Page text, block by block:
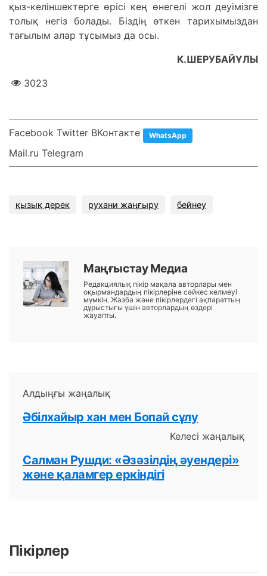
қыз-келіншектерге өрісі кең өнегелі жол деуімізге
толық негіз болады. Біздің өткен тарихымыздан
тағылым алар тұсымыз да осы.
К.ШЕРУБАЙҰЛЫ
3023
Facebook Twitter ВКонтакте WhatsApp
Mail.ru Telegram
қызық дерек рухани жаңғыру бейнеу
Маңғыстау Медиа
Редакциялық пікір мақала авторлары мен
оқырмандардың пікірлеріне сәйкес келмеуі
мүмкін. Жазба және пікірлердегі ақпараттың
дұрыстығы үшін авторлардың өздері
жауапты.
Алдыңғы жаңалық
Әбілхайыр хан мен Бопай сұлу
Келесі жаңалық
Салман Рушди: «Әзәзілдің әуендері»
және қаламгер еркіндігі
Пікірлер